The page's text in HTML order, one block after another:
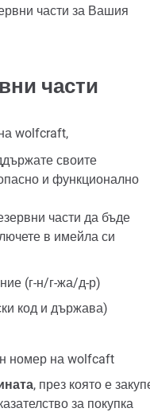
части за Вашия
части
wolfcraft,
своите
и функционално
части да бъде
в имейла си
(г-н/г-жа/д-р)
код и държава)
номер на wolfcaft
, през която е
за покупка